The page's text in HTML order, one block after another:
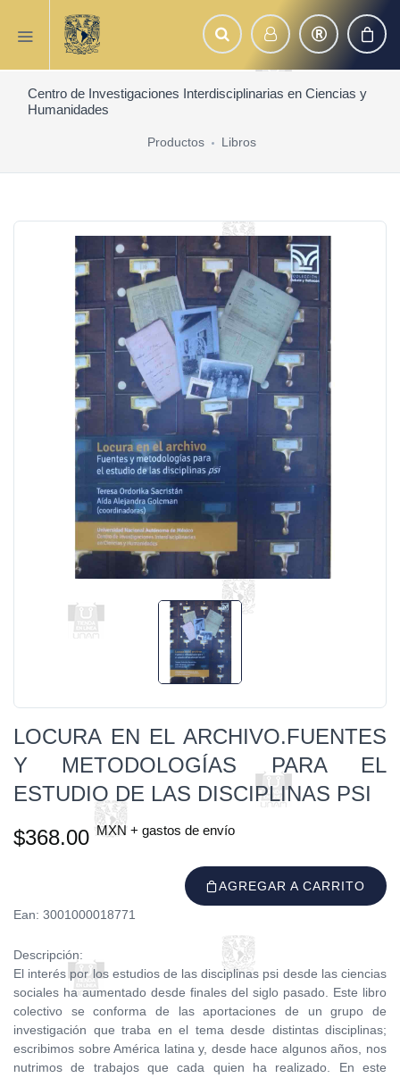
Centro de Investigaciones Interdisciplinarias en Ciencias y
Humanidades
Productos Libros
LOCURA EN EL ARCHIVO.FUENTES
Y METODOLOGÍAS PARA EL
ESTUDIO DE LAS DISCIPLINAS PSI
$368.00 MXN + gastos de envío
AGREGAR A CARRITO
Ean: 3001000018771
Descripción:
El interés por los estudios de las disciplinas psi desde las ciencias
sociales ha aumentado desde finales del siglo pasado. Este libro
colectivo se conforma de las aportaciones de un grupo de
investigación que traba en el tema desde distintas disciplinas;
escribimos sobre América latina y, desde hace algunos años, nos
nutrimos de trabajos que cada quien ha realizado. En este